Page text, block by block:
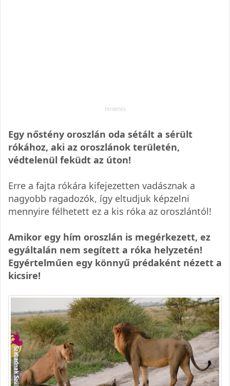
Egy nőstény oroszlán oda sétált a sérült
rókához, aki az oroszlánok területén,
védtelenül feküdt az úton!
Erre a fajta rókára kifejezetten vadásznak a
nagyobb ragadozók, így eltudjuk képzelni
mennyire félhetett ez a kis róka az oroszlántól!
Amikor egy hím oroszlán is megérkezett, ez
egyáltalán nem segített a róka helyzetén!
Egyértelműen egy könnyű prédaként nézett a
kicsire!